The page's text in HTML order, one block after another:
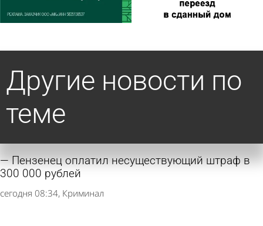
Другие новости по
теме
Пензенец оплатил несуществующий штраф в
300 000 рублей
сегодня 08:34 Криминал